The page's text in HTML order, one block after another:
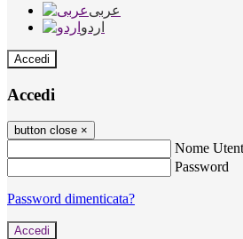
عربى
اردو
Accedi
Accedi
button close ×
Nome
Password
Password dimenticata?